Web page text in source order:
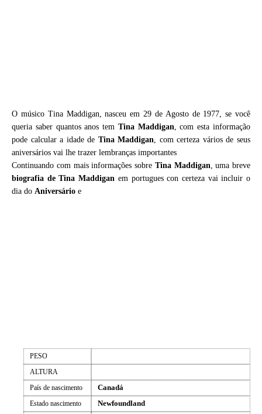
O músico Tina Maddigan, nasceu em 29 de Agosto de 1977, se você
queria saber quantos anos tem Tina Maddigan, com esta informação
pode calcular a idade de Tina Maddigan, com certeza vários de seus
aniversários vai lhe trazer lembranças importantes
Continuando com mais informações sobre Tina Maddigan, uma breve
biografia deTina Maddigan em portugues con certeza vai incluir o
dia do Aniversário e
PESO
ALTURA
País de nascimento
Canadá
Estado nascimento Newfoundland